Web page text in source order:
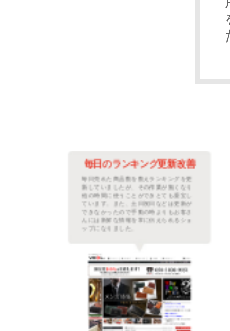
毎日のランキング更新改善
毎日売れた商品数を数えランキングを更
新していましたが、その作業が無くなり
他の時間に使うことができとても重宝し
ています。また、土日祝日などは更新が
できなかったので手動の時よりもお客さ
んには新鮮な情報を常に伝えられるショ
ップになりました。